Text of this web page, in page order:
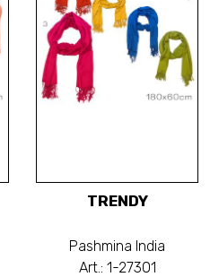
TRENDY
Pashmina India
Art.: 1-27301